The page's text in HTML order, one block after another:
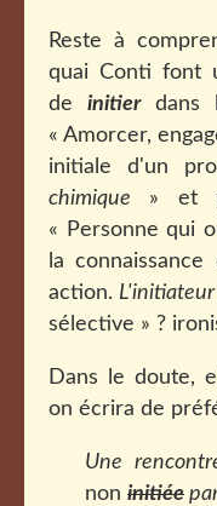
Reste à
quai Conti font
de initierdans
« Amorcer,
initiale d'un
chimique » et
« Personne qui
la
action.
sélective » ?
Dans le doute,
on écrira de
Une
non initiée